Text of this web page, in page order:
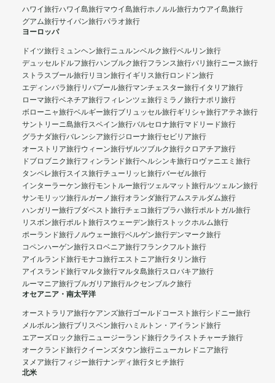
ハワイ旅行ハワイ島旅行マウイ島旅行ホノルル旅行カウアイ島旅行
グアム旅行サイパン旅行パラオ旅行
ヨーロッパ
ドイツ旅行 ミュンヘン旅行ニュルンベルク旅行ベルリン旅行
デュッセルドルフ旅行ハンブルク旅行フランス旅行パリ旅行ニース旅行
ストラスブール旅行リヨン旅行イギリス旅行ロンドン旅行
エディンバラ旅行リバプール旅行マンチェスター旅行イタリア旅行
ローマ旅行ベネチア旅行フィレンツェ旅行 ミラノ旅行ナポリ旅行
ボローニャ旅行ベルギー旅行ブリュッセル旅行ギリシャ旅行アテネ旅行
サントリーニ島旅行スペイン旅行バルセロナ旅行マドリード旅行
グラナダ旅行バレンシア旅行ジローナ旅行セビリア旅行
オーストリア旅行ウィーン旅行ザルツブルク旅行クロアチア旅行
ドブロブニク旅行フィンランド旅行ヘルシンキ旅行ロヴァニエミ旅行
タンペレ旅行スイス旅行チューリッヒ旅行バーゼル旅行
インターラーケン旅行モントルー旅行ツェルマット旅行ルツェルン旅行
サンモリッツ旅行ルガーノ旅行オランダ旅行アムステルダム旅行
ハンガリー旅行ブダペスト旅行チェコ旅行プラハ旅行ポルトガル旅行
リスボン旅行ポルト旅行スウェーデン旅行ストックホルム旅行
ポーランド旅行ノルウェー旅行ベルゲン旅行デンマーク旅行
コペンハーゲン旅行スロベニア旅行フランクフルト旅行
アイルランド旅行モナコ旅行エストニア旅行タリン旅行
アイスランド旅行マルタ旅行マルタ島旅行スロバキア旅行
ルーマニア旅行ブルガリア旅行ルクセンブルク旅行
オセアニア・南太平洋
オーストラリア旅行ケアンズ旅行ゴールドコースト旅行シドニー旅行
メルボルン旅行ブリスベン旅行ハミルトン・アイランド旅行
エアーズロック旅行ニュージーランド旅行クライストチャーチ旅行
オークランド旅行クイーンズタウン旅行ニューカレドニア旅行
ヌメア旅行フィジー旅行ナンディ旅行タヒチ旅行
北米